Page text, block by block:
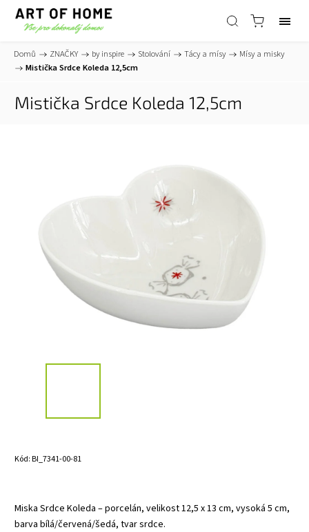
Domů / ZNAČKY / by inspire / Stolování / Tácy a mísy /
Mísy a misky
/
Mistička Srdce Koleda 12,5cm
Mistička Srdce Koleda 12,5cm
Kód:BI_7341-00-81
Miska Srdce Koleda – porcelán, velikost 12,5 x 13 cm, vysoká 5 cm,
barva bílá/červená/šedá, tvar srdce.